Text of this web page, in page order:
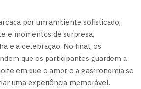
por um ambiente sofisticado,
e momentos de surpresa,
e a celebração. No final, os
que os participantes guardem a
em que o amor e a gastronomia se
uma experiência memorável.